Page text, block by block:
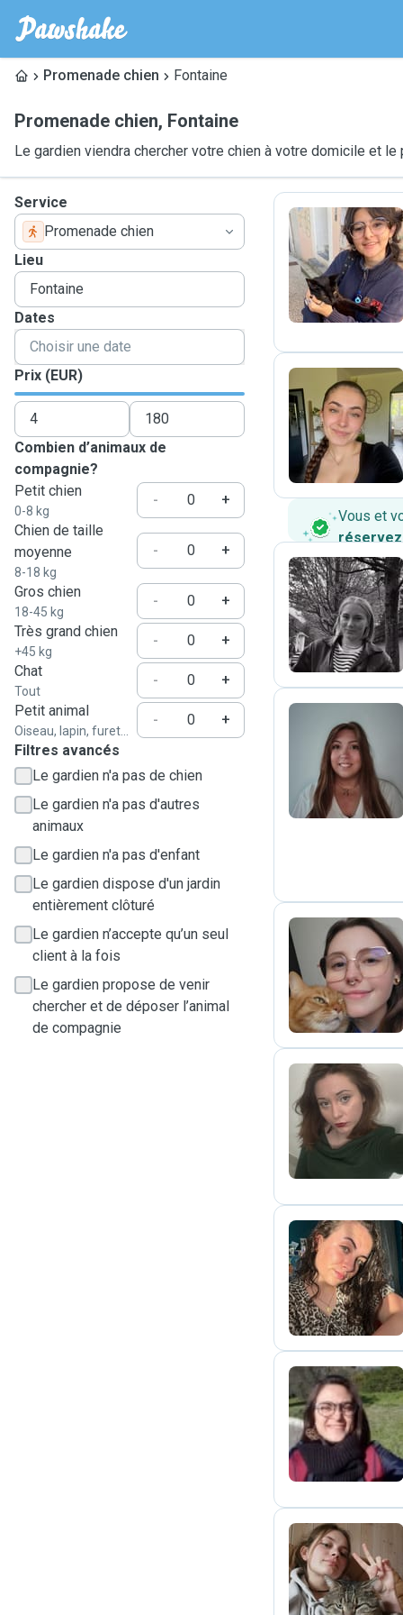
Promenade chien Fontaine
Promenade chien, Fontaine
Le gardien viendra chercher votre chien à votre domicile et
Service
Promenade chien
Lieu
Dates
Prix (EUR)
Combien d’animaux de
compagnie?
Petit chien
0-8 kg
-
+
Chien de taille
moyenne
8-18 kg
- +
Gros chien
18-45 kg
-
+
Très grand chien
+45 kg
-
+
Chat
Tout
-
+
Petit animal
Oiseau, lapin, furet...
-
+
Filtres avancés
Le gardien n'a pas de chien
Le gardien n'a pas d'autres
animaux
Le gardien n'a pas d'enfant
Le gardien dispose d'un jardin
entièrement clôturé
Le gardien n’accepte qu’un seul
client à la fois
Le gardien propose de venir
chercher et de déposer l’animal
de compagnie
S
F
Vous et
réservez
E
M
O
M
S
X
M